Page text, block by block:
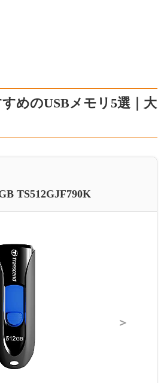
めのUSBメモリ5選｜大
TS512GJF790K
＞